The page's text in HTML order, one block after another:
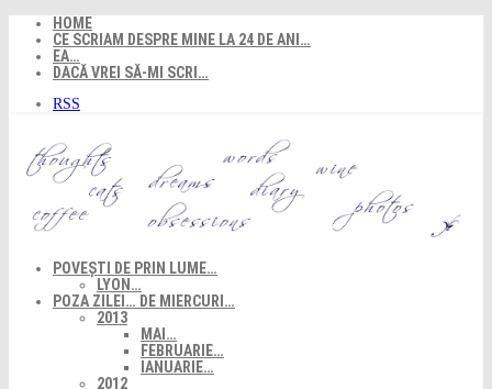
content
HOME
CE SCRIAM DESPRE MINE LA 24 DE ANI…
EA…
DACĂ VREI SĂ-MI SCRI…
RSS
POVEȘTI DE PRIN LUME…
LYON…
POZA ZILEI… DE MIERCURI…
2013
MAI…
FEBRUARIE…
IANUARIE…
2012